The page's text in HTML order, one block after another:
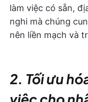
làm việc có sẵn,
nghi mà chúng
nên liền mạch và
2. Tối ưu